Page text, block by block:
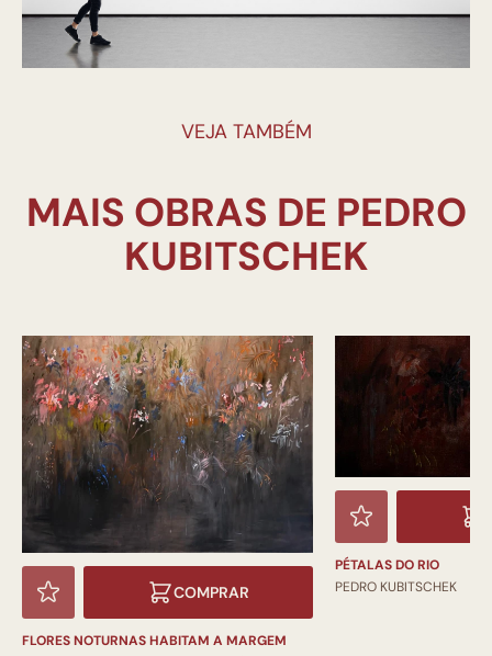
VEJA TAMBÉM
MAIS OBRAS DE PEDRO
COMPRAR
FLORES NOTURNAS HABITAM A MARGEM
PÉTALAS DO RIO
PEDRO KUBITSCHEK